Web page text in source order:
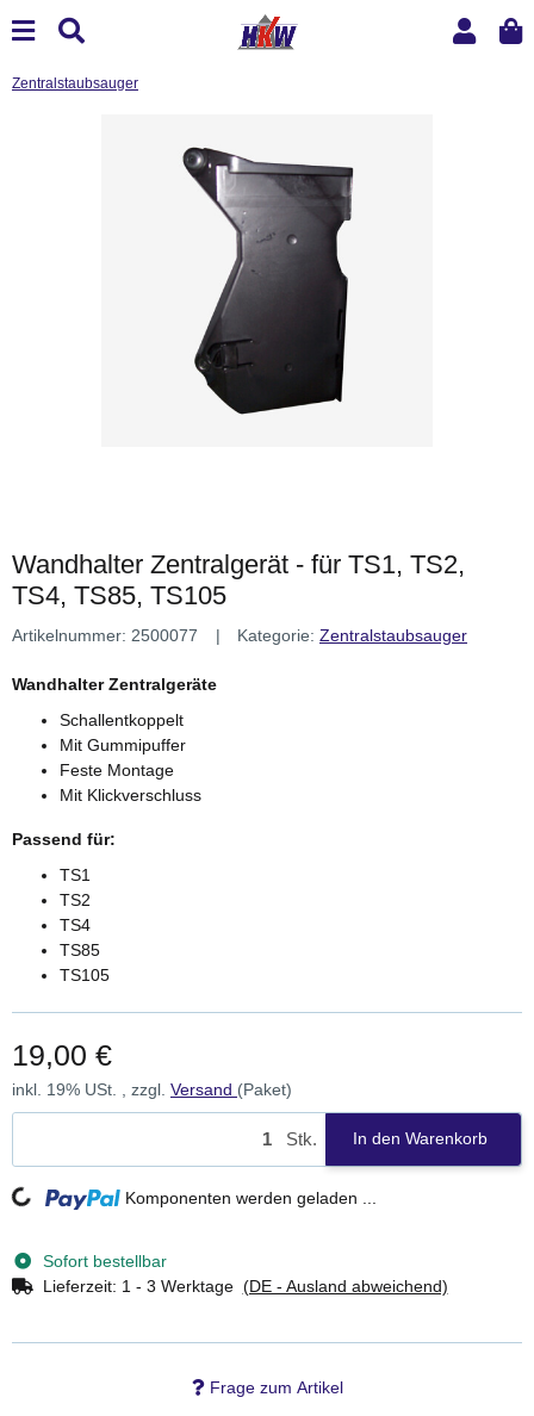
Zentralstaubsauger
Wandhalter Zentralgerät - für TS1, TS2,
TS4, TS85, TS105
Artikelnummer: 2500077 Kategorie: Zentralstaubsauger
Wandhalter Zentralgeräte
Schallentkoppelt
Mit Gummipuffer
Feste Montage
Mit Klickverschluss
Passend für:
TS1
TS2
TS4
TS85
TS105
19,00 €
inkl. 19% USt. , zzgl. Versand (Paket)
Stk. In den Warenkorb
Loading... Komponenten werden geladen ...
Sofort bestellbar
Lieferzeit: 1 - 3 Werktage (DE - Ausland abweichend)
Frage zum Artikel